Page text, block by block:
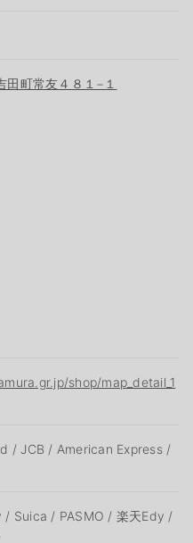
田町常友４８１−１
shop/map_detail_1
/ JCB / American Express /
/ Suica / PASMO / 楽天Edy /